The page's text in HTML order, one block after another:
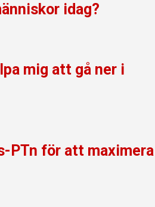
idag?
mig att gå ner i
PTn för att maximera